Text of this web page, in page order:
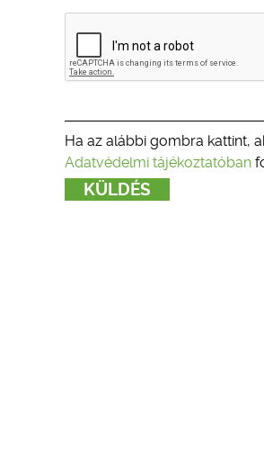
Ha az alábbi gombra kattint,
Adatvédelmi tájékoztatóban